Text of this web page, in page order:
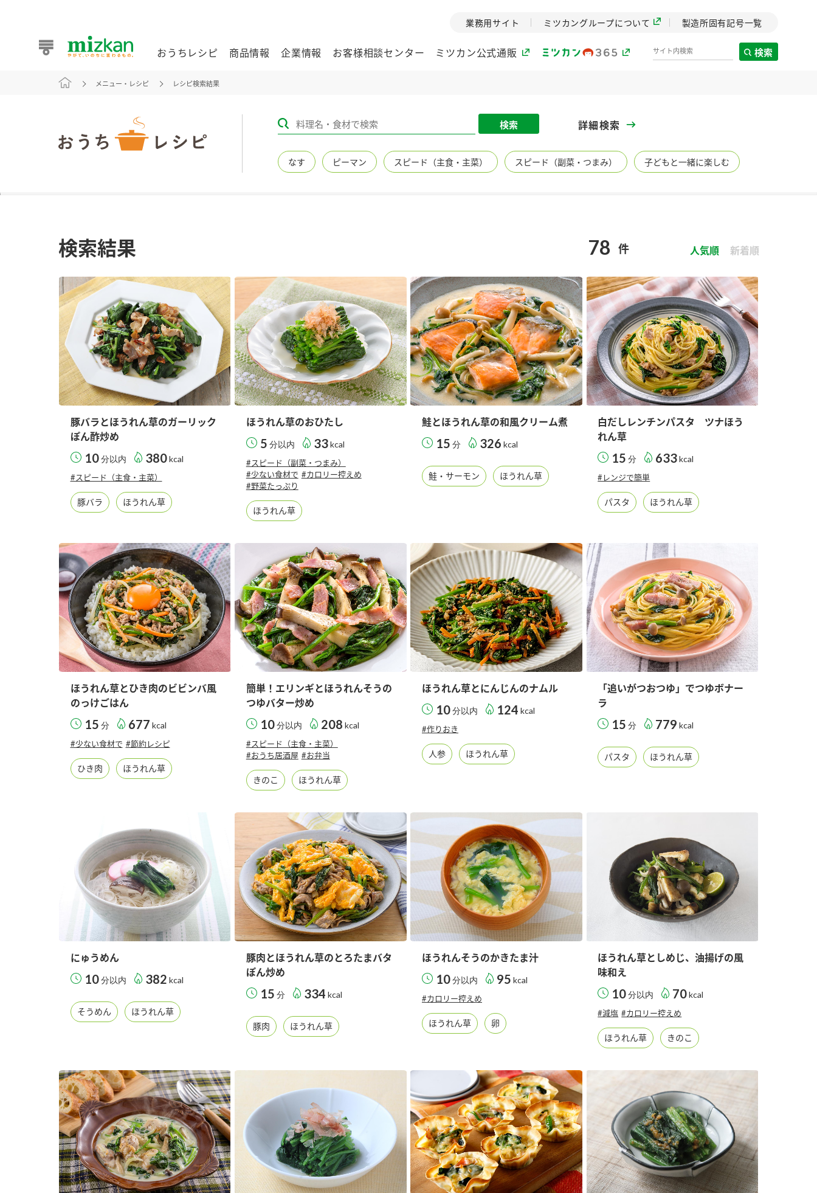
業務用サイト
おうちレシピ
おうちレシピ トップ
商品情報
鍋用調味料 たれ
スープ 中華 クイック調味料 レモン果汁 ふりかけ おすしの素 炊き込みご飯の素 米飯用調味液
納豆
ー）
お酢を知ろう！ すしラボ ぽん酢サワー 納豆の豆知識 鍋奉行マニュアル ミツカンのCM
企業情報
企業理念
ミツカングループの企
ミツカンの歴史
創業から現在までのミ
す。
テーマとした社会貢献
活動を行っていまし
た。
植物を可能な限りまる
セプトをご紹介しま
す。
MIM（ミツカンミュ
ージアム）
ミツカンの酢づくりの
歴史などが学べる体験
型博物館です。
各部門が大切にして
いること
「未来ビジョン宣言」
実現に向けた各部門の
取り組みをご紹介しま
す。
おいしさと健康への
取り組み
ミツカンの研究成果と
おいしさと健康に役立
つ情報をご紹介しま
す。
ん酢工房」
味ぽんやお酢について
楽しく学べるパビリオ
お客様相談センター ミツカン公式通販
業務用サイト ミツカングループについて 製造所固有記号一覧
検索
メニュー・レシピ レシピ検索結果
検索 詳細検索
なす ピーマン スピード（主食・主菜） スピード（副菜・つまみ） 子どもと一緒に楽しむ
検索結果 78 件 人気順 新着順
豚バラとほうれん草のガーリック
ぽん酢炒め
10分以内 380 kcal
#スピード（主食・主菜）
豚バラ ほうれん草
ほうれん草のおひたし
5 分以内 33kcal
#スピード（副菜・つまみ）
#少ない食材で #カロリー控えめ
#野菜たっぷり
ほうれん草
鮭とほうれん草の和風クリーム煮
15 分 326 kcal
鮭・サーモン ほうれん草
白だしレンチンパスタ ツナほう
れん草
15 分 633kcal
#レンジで簡単
パスタ ほうれん草
ほうれん草とひき肉のビビンバ風
のっけごはん
15 分 677 kcal
#少ない食材で #節約レシピ
ひき肉 ほうれん草
簡単！エリンギとほうれんそうの
つゆバター炒め
10分以内 208 kcal
#スピード（主食・主菜）
#おうち居酒屋 #お弁当
きのこ ほうれん草
ほうれん草とにんじんのナムル
10分以内 124 kcal
#作りおき
人参 ほうれん草
「追いがつおつゆ」でつゆボナー
ラ
15 分 779 kcal
パスタ ほうれん草
にゅうめん
10分以内 382 kcal
そうめん ほうれん草
豚肉とほうれん草のとろたまバタ
ぽん炒め
15 分 334 kcal
豚肉 ほうれん草
ほうれんそうのかきたま汁
10分以内 95 kcal
#カロリー控えめ
ほうれん草 卵
ほうれん草としめじ、油揚げの風
味和え
10分以内 70kcal
#減塩 #カロリー控えめ
ほうれん草 きのこ